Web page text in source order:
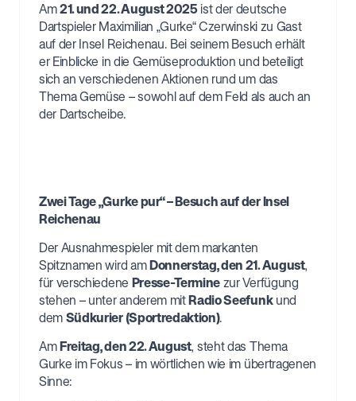
Am21. und 22. August 2025ist der deutsche
Dartspieler Maximilian „Gurke“ Czerwinski zu Gast
auf der Insel Reichenau. Bei seinem Besuch erhält
er Einblicke in die Gemüseproduktion und beteiligt
sich an verschiedenen Aktionen rund um das
Thema Gemüse – sowohl auf dem Feld als auch an
der Dartscheibe.
Zwei Tage „Gurke pur“ – Besuch auf der Insel
Reichenau
Der Ausnahmespieler mit dem markanten
Spitznamen wird amDonnerstag, den 21. August,
für verschiedene Presse-Termine zur Verfügung
stehen – unter anderem mitRadio Seefunkund
dem Südkurier (Sportredaktion).
AmFreitag, den 22. August, steht das Thema
Gurke im Fokus – im wörtlichen wie im übertragenen
Sinne: